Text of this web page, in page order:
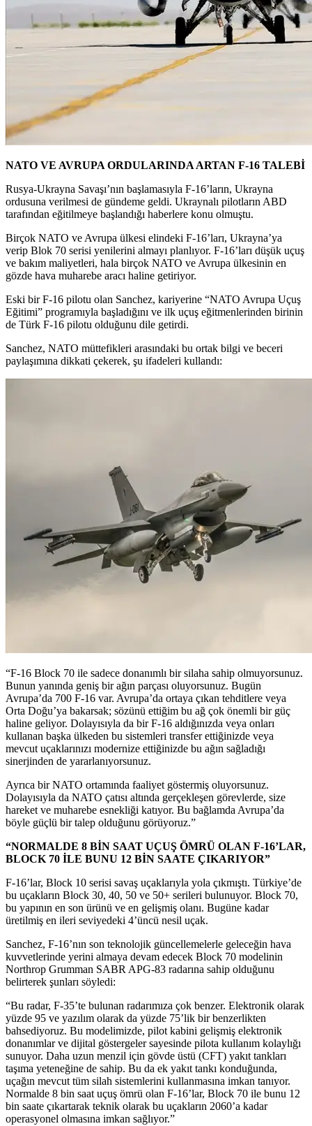
NATO VE AVRUPA ORDULARINDA ARTAN F-16 TALEBİ
Rusya-Ukrayna Savaşı’nın başlamasıyla F-16’ların, Ukrayna
ordusuna verilmesi de gündeme geldi. Ukraynalı pilotların ABD
tarafından eğitilmeye başlandığı haberlere konu olmuştu.
Birçok NATO ve Avrupa ülkesi elindeki F-16’ları, Ukrayna’ya
verip Blok 70 serisi yenilerini almayı planlıyor. F-16’ları düşük uçuş
ve bakım maliyetleri, hala birçok NATO ve Avrupa ülkesinin en
gözde hava muharebe aracı haline getiriyor.
Eski bir F-16 pilotu olan Sanchez, kariyerine “NATO Avrupa Uçuş
Eğitimi” programıyla başladığını ve ilk uçuş eğitmenlerinden birinin
de Türk F-16 pilotu olduğunu dile getirdi.
Sanchez, NATO müttefikleri arasındaki bu ortak bilgi ve beceri
paylaşımına dikkati çekerek, şu ifadeleri kullandı:
“F-16 Block 70 ile sadece donanımlı bir silaha sahip olmuyorsunuz.
Bunun yanında geniş bir ağın parçası oluyorsunuz. Bugün
Avrupa’da 700 F-16 var. Avrupa’da ortaya çıkan tehditlere veya
Orta Doğu’ya bakarsak; sözünü ettiğim bu ağ çok önemli bir güç
haline geliyor. Dolayısıyla da bir F-16 aldığınızda veya onları
kullanan başka ülkeden bu sistemleri transfer ettiğinizde veya
mevcut uçaklarınızı modernize ettiğinizde bu ağın sağladığı
sinerjinden de yararlanıyorsunuz.
Ayrıca bir NATO ortamında faaliyet göstermiş oluyorsunuz.
Dolayısıyla da NATO çatısı altında gerçekleşen görevlerde, size
hareket ve muharebe esnekliği katıyor. Bu bağlamda Avrupa’da
böyle güçlü bir talep olduğunu görüyoruz.”
“NORMALDE 8 BİN SAAT UÇUŞ ÖMRÜ OLAN F-16’LAR,
BLOCK 70 İLE BUNU 12 BİN SAATE ÇIKARIYOR”
F-16’lar, Block 10 serisi savaş uçaklarıyla yola çıkmıştı. Türkiye’de
bu uçakların Block 30, 40, 50 ve 50+ serileri bulunuyor. Block 70,
bu yapının en son ürünü ve en gelişmiş olanı. Bugüne kadar
üretilmiş en ileri seviyedeki 4’üncü nesil uçak.
Sanchez, F-16’nın son teknolojik güncellemelerle geleceğin hava
kuvvetlerinde yerini almaya devam edecek Block 70 modelinin
Northrop Grumman SABR APG-83 radarına sahip olduğunu
belirterek şunları söyledi:
“Bu radar, F-35’te bulunan radarımıza çok benzer. Elektronik olarak
yüzde 95 ve yazılım olarak da yüzde 75’lik bir benzerlikten
bahsediyoruz. Bu modelimizde, pilot kabini gelişmiş elektronik
donanımlar ve dijital göstergeler sayesinde pilota kullanım kolaylığı
sunuyor. Daha uzun menzil için gövde üstü (CFT) yakıt tankları
taşıma yeteneğine de sahip. Bu da ek yakıt tankı konduğunda,
uçağın mevcut tüm silah sistemlerini kullanmasına imkan tanıyor.
Normalde 8 bin saat uçuş ömrü olan F-16’lar, Block 70 ile bunu 12
bin saate çıkartarak teknik olarak bu uçakların 2060’a kadar
operasyonel olmasına imkan sağlıyor.”